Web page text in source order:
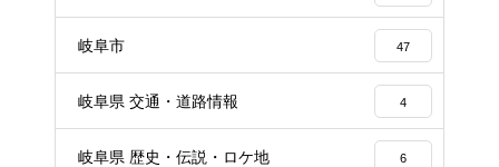
岐阜市 47
岐阜県 交通・道路情報 4
岐阜県 歴史・伝説・ロケ地 6